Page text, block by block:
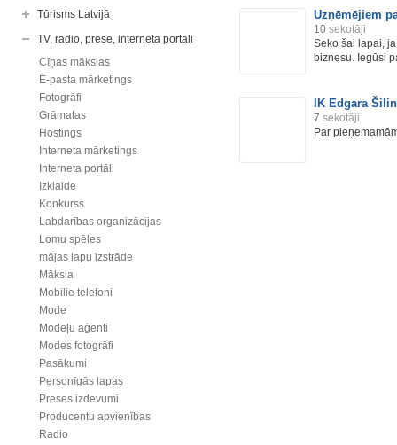
Tūrisms Latvijā
TV, radio, prese, interneta portāli
Cīņas mākslas
E-pasta mārketings
Fotogrāfi
Grāmatas
Hostings
Interneta mārketings
Interneta portāli
Izklaide
Konkurss
Labdarības organizācijas
Lomu spēles
mājas lapu izstrāde
Māksla
Mobilie telefoni
Mode
Modeļu aģenti
Modes fotogrāfi
Pasākumi
Personīgās lapas
Preses izdevumi
Producentu apvienības
Radio
Uzņēmējiem
10 sekotāji
Seko šai lapai,
biznesu. Iegūsi
IK Edgara
7 sekotāji
Par